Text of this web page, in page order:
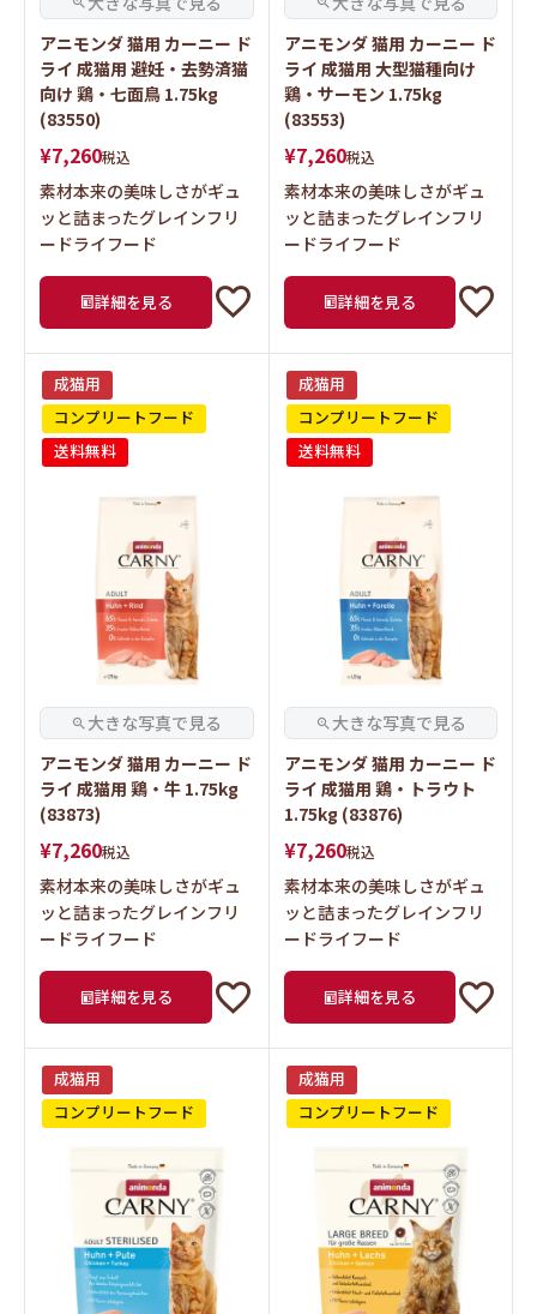
アニモンダ 猫用 カーニー ド
ライ 成猫用 避妊・去勢済猫
向け 鶏・七面鳥 1.75kg
(83550)
¥7,260税込
素材本来の美味しさがギュ
ッと詰まったグレインフリ
ードライフード
詳細を見る
アニモンダ 猫用 カーニー ド
ライ 成猫用 大型猫種向け
鶏・サーモン 1.75kg
(83553)
¥7,260税込
素材本来の美味しさがギュ
ッと詰まったグレインフリ
ードライフード
詳細を見る
成猫用
コンプリートフード
送料無料
アニモンダ 猫用 カーニー ド
ライ 成猫用 鶏・牛 1.75kg
(83873)
¥7,260税込
素材本来の美味しさがギュ
ッと詰まったグレインフリ
ードライフード
詳細を見る
成猫用
コンプリートフード
送料無料
アニモンダ 猫用 カーニー ド
ライ 成猫用 鶏・トラウト
1.75kg (83876)
¥7,260税込
素材本来の美味しさがギュ
ッと詰まったグレインフリ
ードライフード
詳細を見る
成猫用
コンプリートフード
成猫用
コンプリートフード